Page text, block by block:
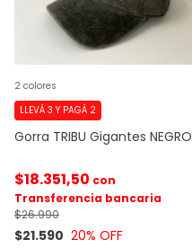
Gorra TRIBU Gigantes NEGRO
$21.590
$26.990
20% OFF
LLEVÁ 3 Y PAGÁ 2
$18.351,50 con
Transferencia bancaria
2 colores